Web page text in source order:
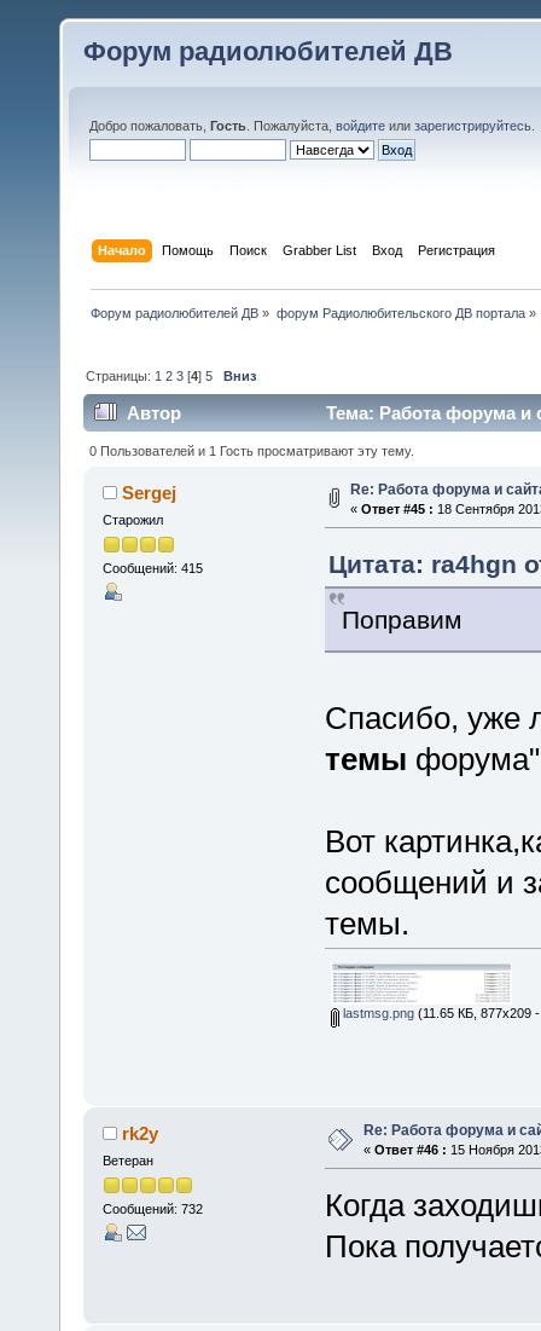
Форум радиолюбителей ДВ
Добро пожаловать, Гость . Пожалуйста, войдите или зарегистрируйтесь
Начало Помощь Поиск Grabber List Вход Регистрация
Форум радиолюбителей ДВ » форум Радиолюбительского ДВ портала»
Страницы: 1 2 3 [4]5 Вниз
Автор Тема: Работа форума и
0 Пользователей и 1 Гость просматривают эту тему.
Sergej
Старожил
Сообщений: 415
Re: Работа форума и
« Ответ #45 : 18 Сентября
Цитата: ra4hgn
Поправим
Спасибо, уже
темы
Вот
сообщений и
темы.
lastmsg.png(11.65 КБ, 877x209
rk2y
Ветеран
Сообщений: 732
Re: Работа форума и
« Ответ #46 : 15 Ноября
Когда
Пока